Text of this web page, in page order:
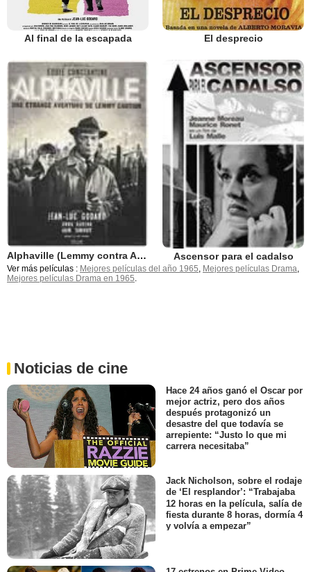
Al final de la escapada El desprecio
Alphaville (Lemmy contra Alphaville) Ascensor para el cadalso
Ver más películas : Mejores películas del año 1965 Mejores películas Drama
Mejores películas Drama en 1965
Noticias de cine
Hace 24 años ganó el Oscar por
mejor actriz, pero dos años
después protagonizó un
desastre del que todavía se
arrepiente: “Justo lo que mi
carrera necesitaba”
Jack Nicholson, sobre el rodaje
de ‘El resplandor’: “Trabajaba
12 horas en la película, salía de
fiesta durante 8 horas, dormía 4
y volvía a empezar”